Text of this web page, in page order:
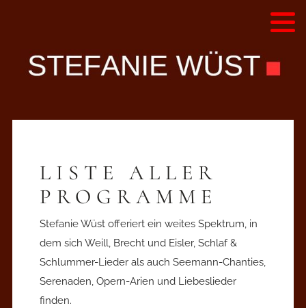
LISTE ALLER
PROGRAMME
Stefanie Wüst offeriert ein weites Spektrum, in
dem sich Weill, Brecht und Eisler, Schlaf &
Schlummer-Lieder als auch Seemann-Chanties,
Serenaden, Opern-Arien und Liebeslieder
finden.
Alle Programme - Liste
Diskografie
Presse